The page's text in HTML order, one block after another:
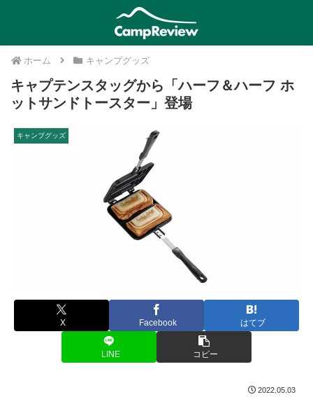
ホーム キャンプグッズ
キャプテンスタッグから「ハーフ＆ハーフ ホ
ットサンドトースター」登場
キャンプグッズ
X Facebook はてブ
LINE コピー
2022.05.03